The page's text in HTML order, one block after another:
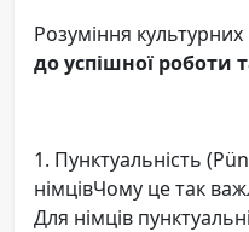
Розуміння
до успішної роботи
1. Пунктуальність
німцівЧому це так
Для німців